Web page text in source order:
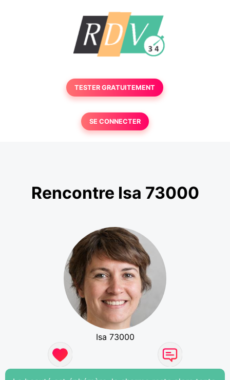
TESTER GRATUITEMENT
SE CONNECTER
Rencontre Isa 73000
Isa 73000